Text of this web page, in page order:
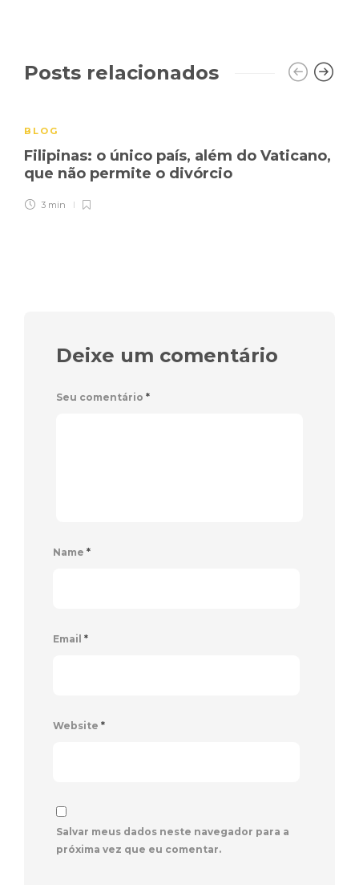
Posts relacionados
BLOG
Filipinas: o único país, além do Vaticano,
que não permite o divórcio
3 min
Deixe um comentário
Seu comentário *
Name *
Email *
Website *
Salvar meus dados neste navegador para a
próxima vez que eu comentar.